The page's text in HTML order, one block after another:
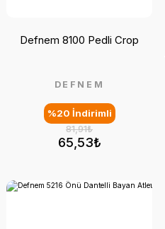
65,53₺
81,91₺
%20 İndirimli
DEFNEM
Defnem 8100 Pedli Crop